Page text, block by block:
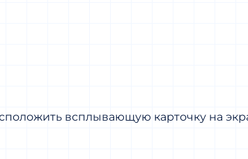
всплывающую карточку на